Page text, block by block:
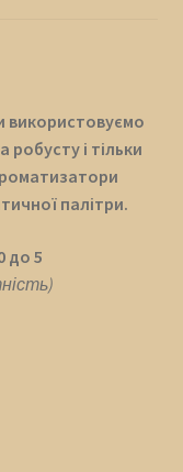
використовуємо
і тільки
палітри.
до 5